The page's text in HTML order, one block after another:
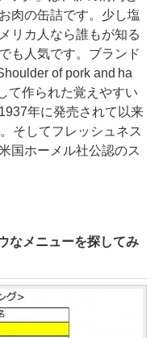
肉の缶詰です。少し塩
リカ人なら誰もが知る
も人気です。ブランド
of pork and ha
て作られた覚えやすい
年に発売されて以来
そしてフレッシュネス
国ホーメル社公認のス
なメニューを探してみ